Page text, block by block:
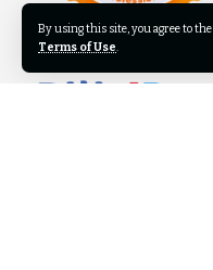
By using this site, you agree to the
Terms of Use.